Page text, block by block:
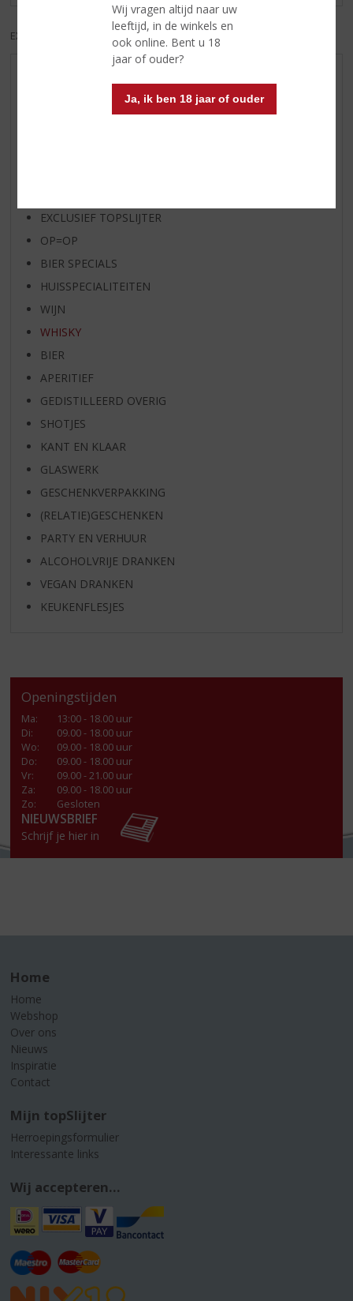
Wij vragen altijd naar uw
leeftijd, in de winkels en
ook online. Bent u 18
jaar of ouder?
Ja, ik ben 18 jaar of ouder
EXCL. BTW INCL. BTW
AANBIEDINGEN
WIJN VAN DE MAAND
EXCLUSIEF TOPSLIJTER
OP=OP
BIER SPECIALS
HUISSPECIALITEITEN
WIJN
WHISKY
BIER
APERITIEF
GEDISTILLEERD OVERIG
SHOTJES
KANT EN KLAAR
GLASWERK
GESCHENKVERPAKKING
(RELATIE)GESCHENKEN
PARTY EN VERHUUR
ALCOHOLVRIJE DRANKEN
VEGAN DRANKEN
KEUKENFLESJES
Openingstijden
Ma:
13:00 - 18.00 uur
Di:
09.00 - 18.00 uur
Wo:
09.00 - 18.00 uur
Do:
09.00 - 18.00 uur
Vr:
09.00 - 21.00 uur
Za:
09.00 - 18.00 uur
Zo:
Gesloten
NIEUWSBRIEF
Schrijf je hier in
Home
Home
Webshop
Over ons
Nieuws
Inspiratie
Contact
Mijn topSlijter
Herroepingsformulier
Interessante links
Wij accepteren...